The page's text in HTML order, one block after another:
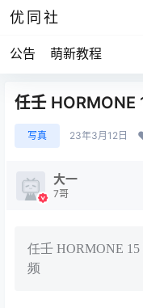
优同社
公告 萌新教程
任壬 HORMONE
写真 23年3月12日
大一
7哥
任壬 HORMONE
频